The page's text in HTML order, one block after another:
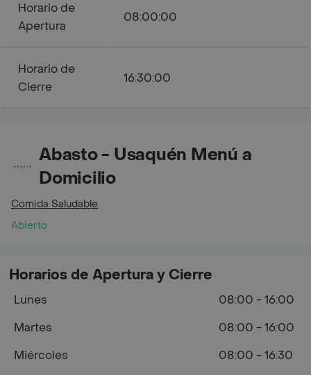
Horario de
Apertura
08:00:00
Horario de
Cierre
16:30:00
Abasto - Usaquén Menú a
Domicilio
Comida Saludable
Abierto
Horarios de Apertura y Cierre
Lunes
08:00 - 16:00
Martes
08:00 - 16:00
Miércoles
08:00 - 16:30